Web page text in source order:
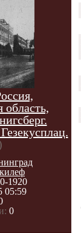
область,
1920
05:59
0